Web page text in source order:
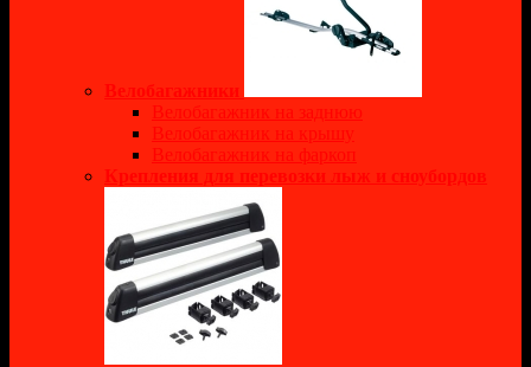
Велобагажники
Велобагажник на заднюю
Велобагажник на крышу
Велобагажник на фаркоп
Крепления для перевозки лыж и сноубордов